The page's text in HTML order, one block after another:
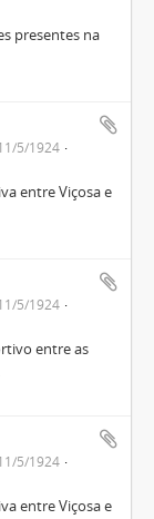
presentes na
5/1924
entre Viçosa e
5/1924
entre as
5/1924
entre Viçosa e